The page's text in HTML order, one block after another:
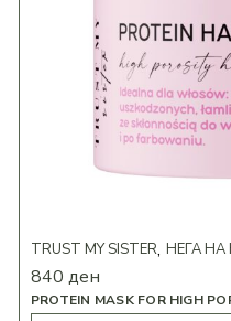
PROTEIN MASK FOR HIGH
TRUST MY SISTER НЕГА НА
840 ден